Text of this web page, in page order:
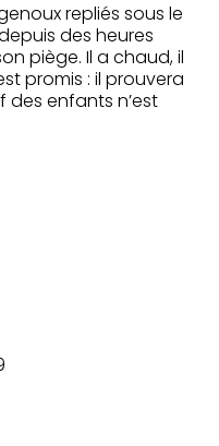
repliés sous le
des heures
piège. Il a chaud, il
promis : il prouvera
des enfants n’est